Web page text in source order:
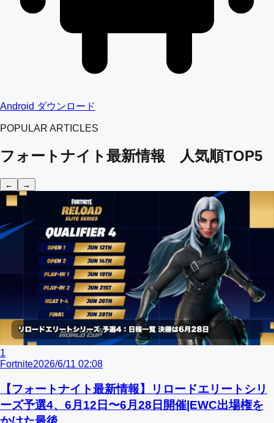
Android ダウンロード
POPULAR ARTICLES
フォートナイト最新情報 人気順TOP5
← →
1
Fortnite2026/6/11 02:08
【フォートナイト最新情報】リロードエリートシリ
ーズ予選4、6月12日〜6月28日開催|EWC出場権を